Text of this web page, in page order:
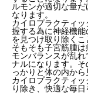
ルモンが適切な量
なります。
カイロプラクティ
握する為に神経機能
を見つけ取り除くこ
そもそも子宮筋腫
モンバランスが乱
ナルになります。
っかりと体の内から
カイロプラクティ
り除き、快適な毎日